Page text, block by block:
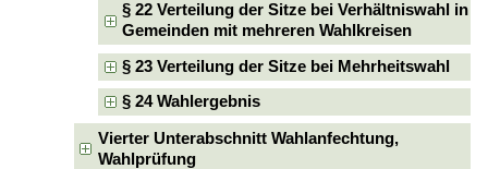
§ 22 Verteilung der Sitze bei Verhältniswahl in
Gemeinden mit mehreren Wahlkreisen
§ 23 Verteilung der Sitze bei Mehrheitswahl
§ 24 Wahlergebnis
Vierter Unterabschnitt Wahlanfechtung,
Wahlprüfung